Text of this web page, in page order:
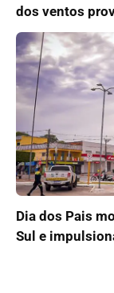
dos ventos
Dia dos Pais
Sul e